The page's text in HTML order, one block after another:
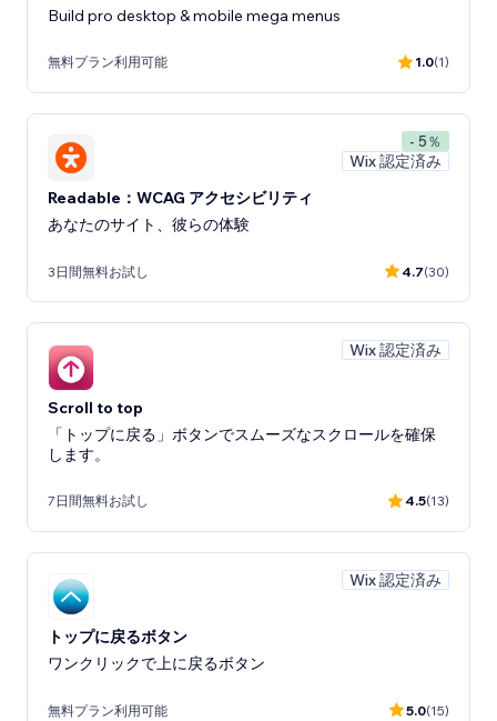
Build pro desktop & mobile mega menus
無料プラン利用可能 1.0(1)
- 5％
Wix 認定済み
Readable：WCAG アクセシビリティ
あなたのサイト、彼らの体験
3日間無料お試し 4.7(30)
Wix 認定済み
Scroll to top
「トップに戻る」ボタンでスムーズなスクロールを確保
します。
7日間無料お試し 4.5(13)
Wix 認定済み
トップに戻るボタン
ワンクリックで上に戻るボタン
無料プラン利用可能 5.0(15)